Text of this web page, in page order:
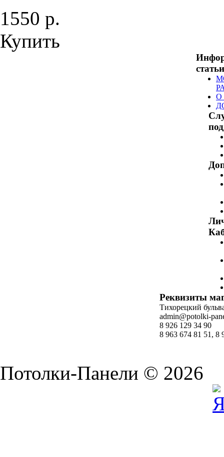
1550 р.
Купить
статьи
О
Реквизиты
Тихорецкий
admin@potolki-
8 926 129 34 90
8 963 674 81 51, 8
Потолки-Панели © 2026